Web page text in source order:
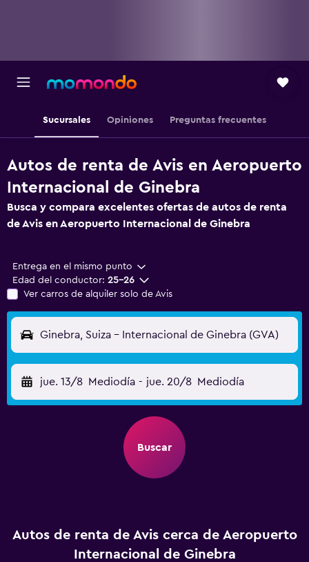
Sucursales Opiniones Preguntas frecuentes
Autos de renta de Avis en Aeropuerto
Internacional de Ginebra
Busca y compara excelentes ofertas de autos de renta
de Avis en Aeropuerto Internacional de Ginebra
Entrega en el mismo punto
Edad del conductor: 25-26
Ver carros de alquiler solo de Avis
Ginebra, Suiza - Internacional de Ginebra (GVA)
jue. 13/8 Mediodía - jue. 20/8 Mediodía
Buscar
Autos de renta de Avis cerca de Aeropuerto
Internacional de Ginebra